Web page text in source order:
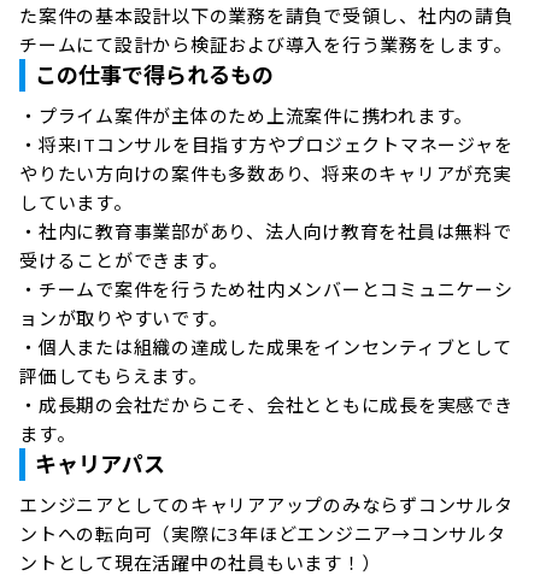
た案件の基本設計以下の業務を請負で受領し、社内の請負
チームにて設計から検証および導入を行う業務をします。
この仕事で得られるもの
・プライム案件が主体のため上流案件に携われます。
・将来ITコンサルを目指す方やプロジェクトマネージャを
やりたい方向けの案件も多数あり、将来のキャリアが充実
しています。
・社内に教育事業部があり、法人向け教育を社員は無料で
受けることができます。
・チームで案件を行うため社内メンバーとコミュニケーシ
ョンが取りやすいです。
・個人または組織の達成した成果をインセンティブとして
評価してもらえます。
・成長期の会社だからこそ、会社とともに成長を実感でき
ます。
キャリアパス
エンジニアとしてのキャリアアップのみならずコンサルタ
ントへの転向可（実際に3年ほどエンジニア→コンサルタ
ントとして現在活躍中の社員もいます！）